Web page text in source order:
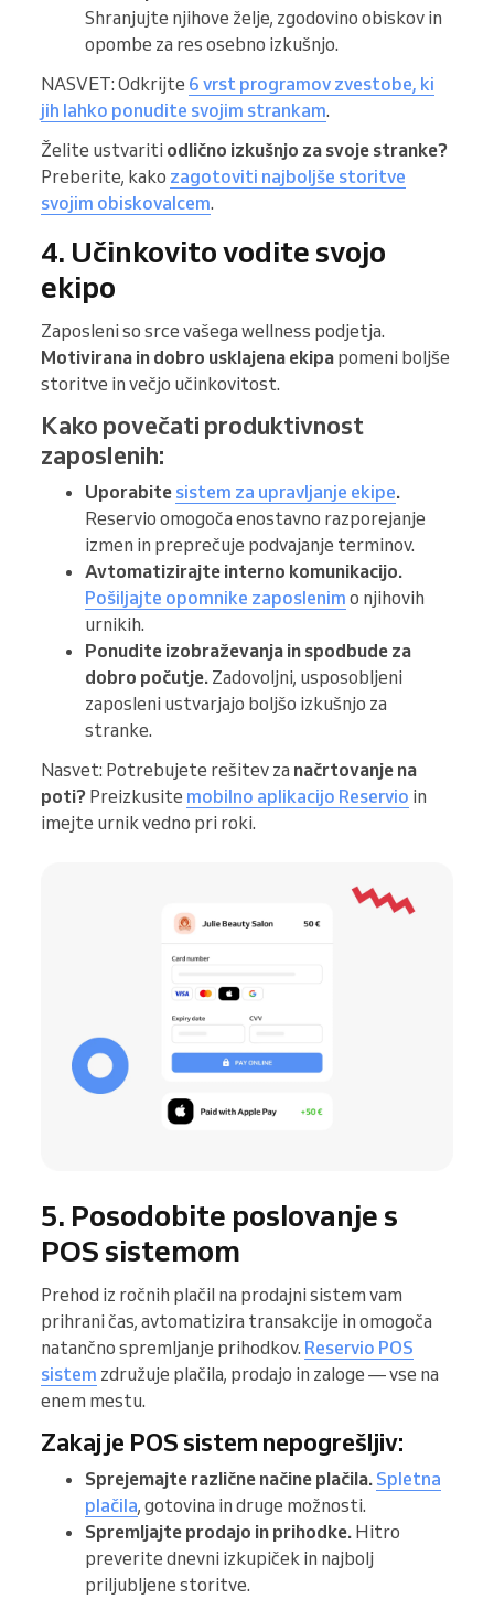
Shranjujte njihove želje, zgodovino obiskov in
opombe za res osebno izkušnjo.
NASVET: Odkrijte 6 vrst programov zvestobe, ki
jih lahko ponudite svojim strankam.
Želite ustvariti odlično izkušnjo za svoje stranke?
Preberite, kako zagotoviti najboljše storitve
svojim obiskovalcem.
4. Učinkovito vodite svojo
ekipo
Zaposleni so srce vašega wellness podjetja.
Motivirana in dobro usklajena ekipa pomeni boljše
storitve in večjo učinkovitost.
Kako povečati produktivnost
zaposlenih:
Uporabite sistem za upravljanje ekipe.
Reservio omogoča enostavno razporejanje
izmen in preprečuje podvajanje terminov.
Avtomatizirajte interno komunikacijo.
Pošiljajte opomnike zaposlenim o njihovih
urnikih.
Ponudite izobraževanja in spodbude za
dobro počutje. Zadovoljni, usposobljeni
zaposleni ustvarjajo boljšo izkušnjo za
stranke.
Nasvet: Potrebujete rešitev za načrtovanje na
poti? Preizkusite mobilno aplikacijo Reservio in
imejte urnik vedno pri roki.
5. Posodobite poslovanje s
POS sistemom
Prehod iz ročnih plačil na prodajni sistem vam
prihrani čas, avtomatizira transakcije in omogoča
natančno spremljanje prihodkov. Reservio POS
sistem združuje plačila, prodajo in zaloge — vse na
enem mestu.
Zakaj je POS sistem nepogrešljiv:
Sprejemajte različne načine plačila. Spletna
plačila, gotovina in druge možnosti.
Spremljajte prodajo in prihodke. Hitro
preverite dnevni izkupiček in najbolj
priljubljene storitve.